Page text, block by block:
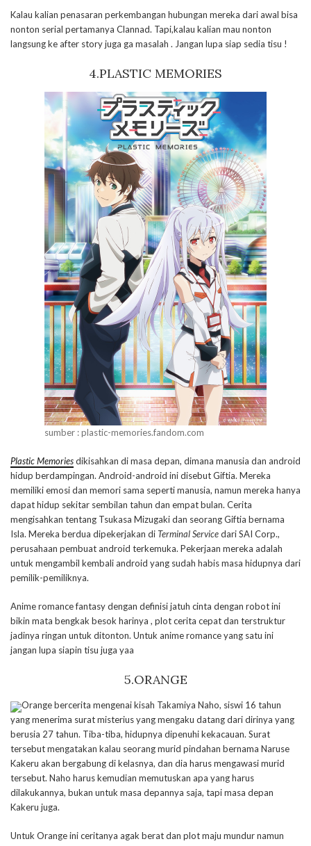
Kalau kalian penasaran perkembangan hubungan mereka dari awal bisa
nonton serial pertamanya Clannad. Tapi,kalau kalian mau nonton
langsung ke after story juga ga masalah . Jangan lupa siap sedia tisu !
4.PLASTIC MEMORIES
sumber : plastic-memories.fandom.com
Plastic Memoriesdikisahkan di masa depan, dimana manusia dan android
hidup berdampingan. Android-android ini disebut Giftia. Mereka
memiliki emosi dan memori sama seperti manusia, namun mereka hanya
dapat hidup sekitar sembilan tahun dan empat bulan. Cerita
mengisahkan tentang Tsukasa Mizugaki dan seorang Giftia bernama
Isla. Mereka berdua dipekerjakan diTerminal Servicedari SAI Corp.,
perusahaan pembuat android terkemuka. Pekerjaan mereka adalah
untuk mengambil kembali android yang sudah habis masa hidupnya dari
pemilik-pemiliknya.
Anime romance fantasy dengan definisi jatuh cinta dengan robot ini
bikin mata bengkak besok harinya , plot cerita cepat dan terstruktur
jadinya ringan untuk ditonton. Untuk anime romance yang satu ini
jangan lupa siapin tisu juga yaa
5.ORANGE
Orange bercerita mengenai kisah Takamiya Naho, siswi 16 tahun
yang menerima surat misterius yang mengaku datang dari dirinya yang
berusia 27 tahun. Tiba-tiba, hidupnya dipenuhi kekacauan. Surat
tersebut mengatakan kalau seorang murid pindahan bernama Naruse
Kakeru akan bergabung di kelasnya, dan dia harus mengawasi murid
tersebut. Naho harus kemudian memutuskan apa yang harus
dilakukannya, bukan untuk masa depannya saja, tapi masa depan
Kakeru juga.
Untuk Orange ini ceritanya agak berat dan plot maju mundur namun